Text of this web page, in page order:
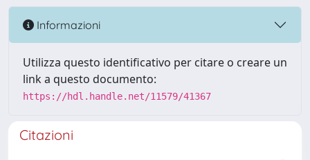
Informazioni
Utilizza questo identificativo per citare o creare un
link a questo documento:
https://hdl.handle.net/11579/41367
Citazioni